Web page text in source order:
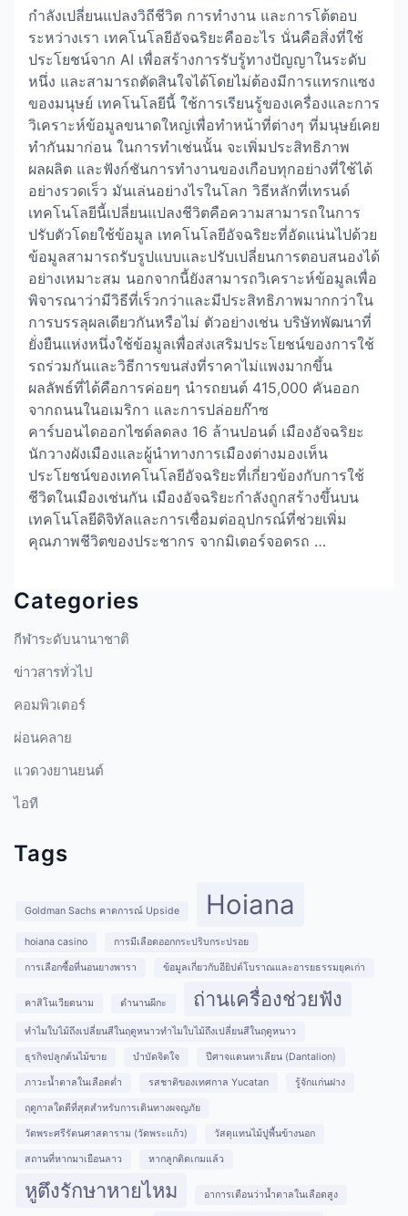
กำลังเปลี่ยนแปลงวิถีชีวิต การทำงาน และการโต้ตอบ
ระหว่างเรา เทคโนโลยีอัจฉริยะคืออะไร นั่นคือสิ่งที่ใช้
ประโยชน์จาก AI เพื่อสร้างการรับรู้ทางปัญญาในระดับ
หนึ่ง และสามารถตัดสินใจได้โดยไม่ต้องมีการแทรกแซง
ของมนุษย์ เทคโนโลยีนี้ ใช้การเรียนรู้ของเครื่องและการ
วิเคราะห์ข้อมูลขนาดใหญ่เพื่อทำหน้าที่ต่างๆ ที่มนุษย์เคย
ทำกันมาก่อน ในการทำเช่นนั้น จะเพิ่มประสิทธิภาพ
ผลผลิต และฟังก์ชันการทำงานของเกือบทุกอย่างที่ใช้ได้
อย่างรวดเร็ว มันเล่นอย่างไรในโลก วิธีหลักที่เทรนด์
เทคโนโลยีนี้เปลี่ยนแปลงชีวิตคือความสามารถในการ
ปรับตัวโดยใช้ข้อมูล เทคโนโลยีอัจฉริยะที่อัดแน่นไปด้วย
ข้อมูลสามารถรับรูปแบบและปรับเปลี่ยนการตอบสนองได้
อย่างเหมาะสม นอกจากนี้ยังสามารถวิเคราะห์ข้อมูลเพื่อ
พิจารณาว่ามีวิธีที่เร็วกว่าและมีประสิทธิภาพมากกว่าใน
การบรรลุผลเดียวกันหรือไม่ ตัวอย่างเช่น บริษัทพัฒนาที่
ยั่งยืนแห่งหนึ่งใช้ข้อมูลเพื่อส่งเสริมประโยชน์ของการใช้
รถร่วมกันและวิธีการขนส่งที่ราคาไม่แพงมากขึ้น
ผลลัพธ์ที่ได้คือการค่อยๆ นำรถยนต์ 415,000 คันออก
จากถนนในอเมริกา และการปล่อยก๊าซ
คาร์บอนไดออกไซด์ลดลง 16 ล้านปอนด์ เมืองอัจฉริยะ
นักวางผังเมืองและผู้นำทางการเมืองต่างมองเห็น
ประโยชน์ของเทคโนโลยีอัจฉริยะที่เกี่ยวข้องกับการใช้
ชีวิตในเมืองเช่นกัน เมืองอัจฉริยะกำลังถูกสร้างขึ้นบน
เทคโนโลยีดิจิทัลและการเชื่อมต่ออุปกรณ์ที่ช่วยเพิ่ม
คุณภาพชีวิตของประชากร จากมิเตอร์จอดรถ …
Categories
กีฬาระดับนานาชาติ
ข่าวสารทั่วไป
คอมพิวเตอร์
ผ่อนคลาย
แวดวงยานยนต์
ไอที
Tags
Goldman Sachs คาดการณ์ Upside Hoiana
hoiana casino การมีเลือดออกกระปริบกระปรอย
การเลือกซื้อที่นอนยางพารา ข้อมูลเกี่ยวกับอียิปต์โบราณและอารยธรรมยุคเก่า
คาสิโนเวียดนาม ตำนานผีกะ ถ่านเครื่องช่วยฟัง
ทำไมใบไม้ถึงเปลี่ยนสีในฤดูหนาวทำไมใบไม้ถึงเปลี่ยนสีในฤดูหนาว
ธุรกิจปลูกต้นไม้ขาย บำบัดจิตใจ ปีศาจแดนทาเลียน (Dantalion)
ภาวะน้ำตาลในเลือดต่ำ รสชาติของเทศกาล Yucatan รู้จักแก่นฝาง
ฤดูกาลใดดีที่สุดสำหรับการเดินทางผจญภัย
วัดพระศรีรัตนศาสดาราม (วัดพระแก้ว) วัสดุแทนไม้ปูพื้นข้างนอก
สถานที่หากมาเยือนลาว หากลูกติดเกมแล้ว
หูตึงรักษาหายไหม อาการเตือนว่าน้ำตาลในเลือดสูง